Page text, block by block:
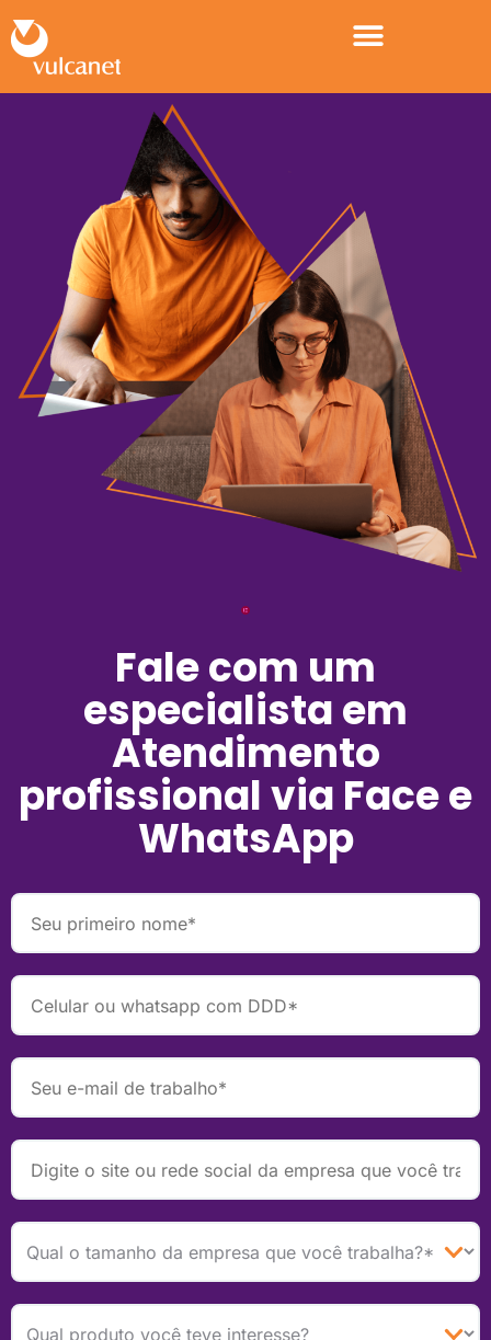
Fale com um
especialista em
Atendimento
profissional via Face e
WhatsApp